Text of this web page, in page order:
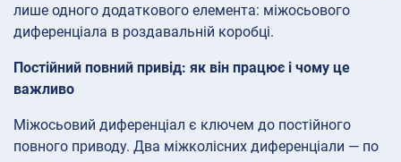
лише одного додаткового елемента: міжосьового
диференціала в роздавальній коробці.
Постійний повний привід: як він працює і чому це
важливо
Міжосьовий диференціал є ключем до постійного
повного приводу. Два міжколісних диференціали — по